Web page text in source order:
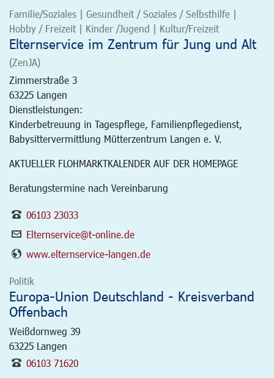
Familie/Soziales | Gesundheit / Soziales / Selbsthilfe |
Hobby / Freizeit | Kinder /Jugend | Kultur/Freizeit
Elternservice im Zentrum für Jung und Alt
(ZenJA)
Zimmerstraße 3
63225 Langen
Dienstleistungen:
Kinderbetreuung in Tagespflege, Familienpflegedienst,
Babysittervermittlung Mütterzentrum Langen e. V.
AKTUELLER FLOHMARKTKALENDER AUF DER HOMEPAGE
Beratungstermine nach Vereinbarung
06103 23033
Elternservice@t-online.de
www.elternservice-langen.de
Politik
Europa-Union Deutschland - Kreisverband
Offenbach
Weißdornweg 39
63225 Langen
06103 71620